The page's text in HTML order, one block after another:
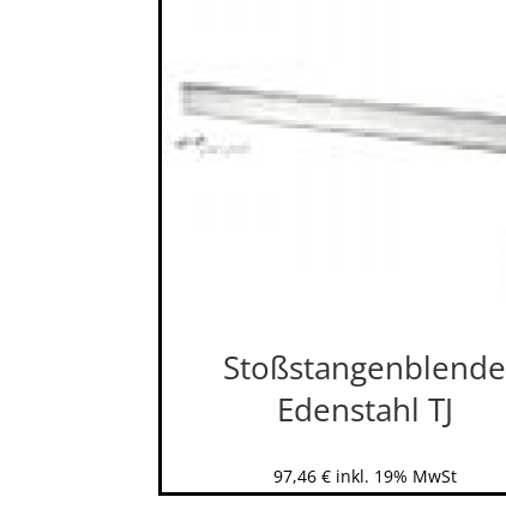
Stoßstangenblende
Edenstahl TJ
97,46 € inkl. 19% MwSt